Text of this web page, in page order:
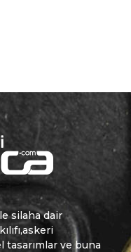
silaha dair
ve buna